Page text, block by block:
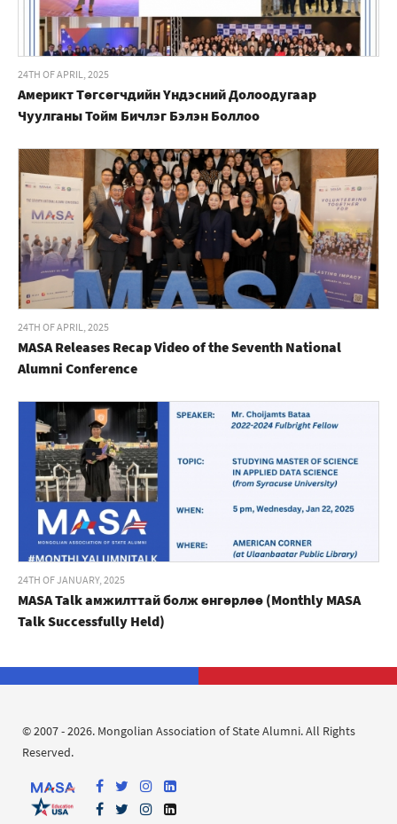
24TH OF APRIL, 2025
Америкт Төгсөгчдийн Үндэсний Долоодугаар
Чуулганы Тойм Бичлэг Бэлэн Боллоо
24TH OF APRIL, 2025
MASA Releases Recap Video of the Seventh National
Alumni Conference
24TH OF JANUARY, 2025
MASA Talk амжилттай болж өнгөрлөө (Monthly MASA
Talk Successfully Held)
© 2007 - 2026. Mongolian Association of State Alumni. All Rights
Reserved.